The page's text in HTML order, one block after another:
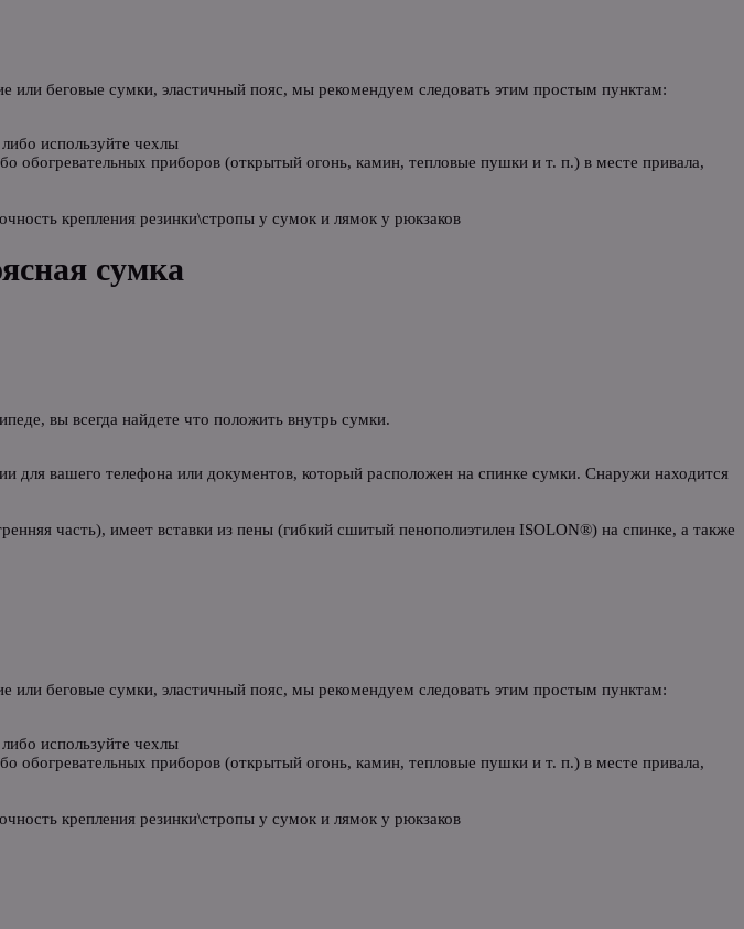
или беговые сумки, эластичный пояс, мы рекомендуем следовать этим простым пунктам:
используйте чехлы
обогревательных приборов (открытый огонь, камин, тепловые пушки и т. п.) в месте привала,
крепления резинки\стропы у сумок и лямок у рюкзаков
сумка
вы всегда найдете что положить внутрь сумки.
для вашего телефона или документов, который расположен на спинке сумки. Снаружи находится
часть), имеет вставки из пены (гибкий сшитый пенополиэтилен ISOLON®) на спинке, а также
или беговые сумки, эластичный пояс, мы рекомендуем следовать этим простым пунктам:
используйте чехлы
обогревательных приборов (открытый огонь, камин, тепловые пушки и т. п.) в месте привала,
крепления резинки\стропы у сумок и лямок у рюкзаков